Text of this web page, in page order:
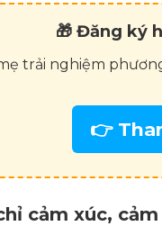
🎁 Đăng ký
trải nghiệm
👉
cảm xúc,